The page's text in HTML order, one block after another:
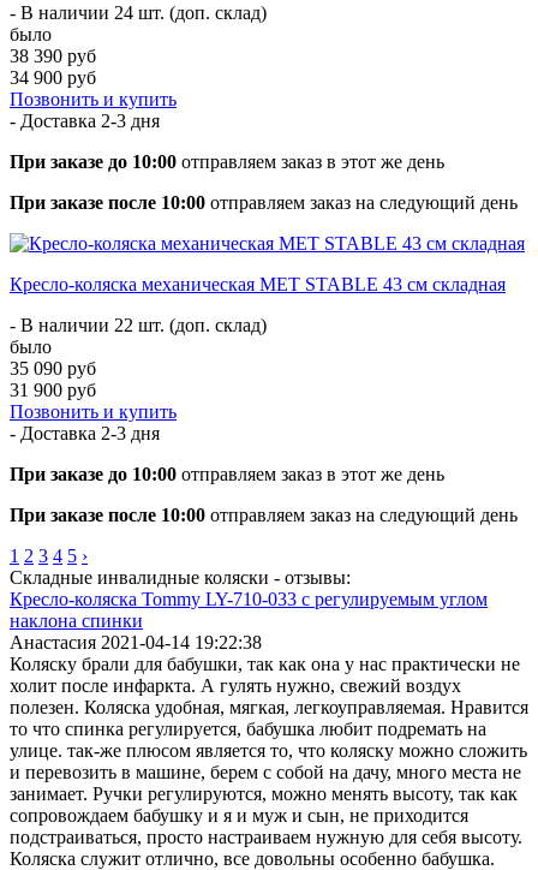
- В наличии 24 шт. (доп. склад)
было
38 390 руб
34 900 руб
Позвонить и купить
- Доставка 2-3 дня
При заказе до 10:00 отправляем заказ в этот же день
При заказе после 10:00 отправляем заказ на следующий день
Кресло-коляска механическая МЕТ STABLE 43 см складная
- В наличии 22 шт. (доп. склад)
было
35 090 руб
31 900 руб
Позвонить и купить
- Доставка 2-3 дня
При заказе до 10:00 отправляем заказ в этот же день
При заказе после 10:00 отправляем заказ на следующий день
1 2 3 4 5 ›
Складные инвалидные коляски - отзывы:
Кресло-коляска Tommy LY-710-033 с регулируемым углом
наклона спинки
Анастасия 2021-04-14 19:22:38
Коляску брали для бабушки, так как она у нас практически не
холит после инфаркта. А гулять нужно, свежий воздух
полезен. Коляска удобная, мягкая, легкоуправляемая. Нравится
то что спинка регулируется, бабушка любит подремать на
улице. так-же плюсом является то, что коляску можно сложить
и перевозить в машине, берем с собой на дачу, много места не
занимает. Ручки регулируются, можно менять высоту, так как
сопровождаем бабушку и я и муж и сын, не приходится
подстраиваться, просто настраиваем нужную для себя высоту.
Коляска служит отлично, все довольны особенно бабушка.